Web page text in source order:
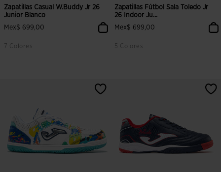
Zapatillas Casual W.Buddy Jr 26
Junior Blanco
Mex$ 699,00
7 Colores
5 sobre 5 de valoración de clientes
Zapatillas Fútbol Sala Toledo Jr
26 Indoor Ju...
Mex$ 699,00
5 Colores
5 sobre 5 de valoración de clientes